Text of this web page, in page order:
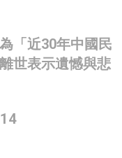
「近30年中國民
世表示遺憾與悲